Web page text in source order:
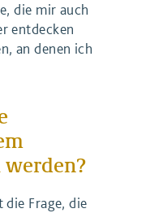
die mir auch
entdecken
an denen ich
werden?
Frage, die